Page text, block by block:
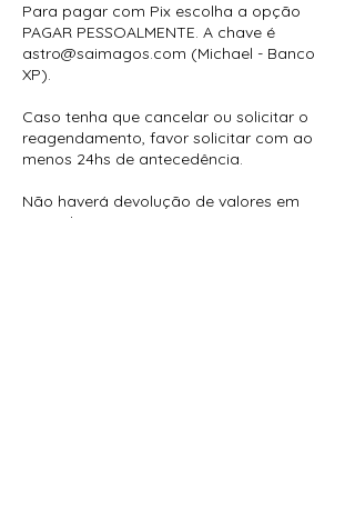
Para pagar com Pix escolha a opção
PAGAR PESSOALMENTE. A chave é
astro@saimagos.com (Michael - Banco
XP).
Caso tenha que cancelar ou solicitar o
reagendamento, favor solicitar com ao
menos 24hs de antecedência.
Não haverá devolução de valores em
caso de não comparecimento para a